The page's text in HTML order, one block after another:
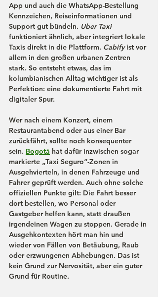
App und auch die WhatsApp-Bestellung
Kennzeichen, Reiseinformationen und
Support gut bündeln. Uber Taxi
funktioniert ähnlich, aber integriert lokale
Taxis direkt in die Plattform. Cabify ist vor
allem in den großen urbanen Zentren
stark. So entsteht etwas, das im
kolumbianischen Alltag wichtiger ist als
Perfektion: eine dokumentierte Fahrt mit
digitaler Spur.
Wer nach einem Konzert, einem
Restaurantabend oder aus einer Bar
zurückfährt, sollte noch konsequenter
sein. Bogotá hat dafür inzwischen sogar
markierte „Taxi Seguro“-Zonen in
Ausgehvierteln, in denen Fahrzeuge und
Fahrer geprüft werden. Auch ohne solche
offiziellen Punkte gilt: Die Fahrt besser
dort bestellen, wo Personal oder
Gastgeber helfen kann, statt draußen
irgendeinen Wagen zu stoppen. Gerade in
Ausgehkontexten hört man hin und
wieder von Fällen von Betäubung, Raub
oder erzwungenen Abhebungen. Das ist
kein Grund zur Nervosität, aber ein guter
Grund für Routine.